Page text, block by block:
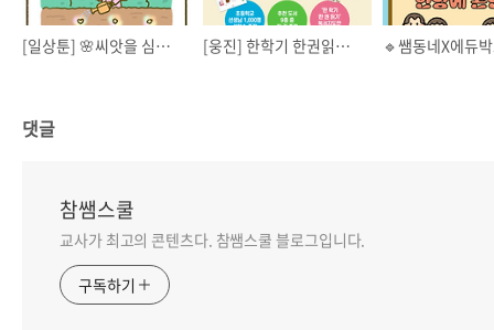
[일상툰] 🌸씨앗을 심고 가꾸는 일🌼 [웅진] 한학기 한권읽기 📕 지도안 자료집 증정
댓글
참쌤스쿨
교사가 최고의 콘텐츠다. 참쌤스쿨 블로그입니다.
구독하기